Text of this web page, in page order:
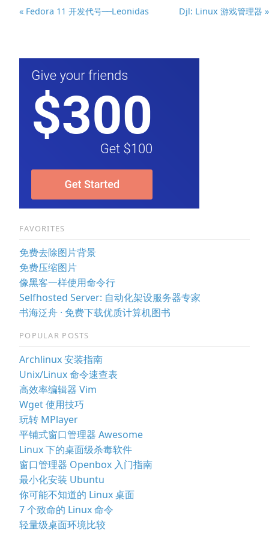
« Fedora 11 开发代号──Leonidas Djl: Linux 游戏管理器 »
FAVORITES
免费去除图片背景
免费压缩图片
像黑客一样使用命令行
Selfhosted Server: 自动化架设服务器专家
书海泛舟 · 免费下载优质计算机图书
POPULAR POSTS
Archlinux 安装指南
Unix/Linux 命令速查表
高效率编辑器 Vim
Wget 使用技巧
玩转 MPlayer
平铺式窗口管理器 Awesome
Linux 下的桌面级杀毒软件
窗口管理器 Openbox 入门指南
最小化安装 Ubuntu
你可能不知道的 Linux 桌面
7 个致命的 Linux 命令
轻量级桌面环境比较